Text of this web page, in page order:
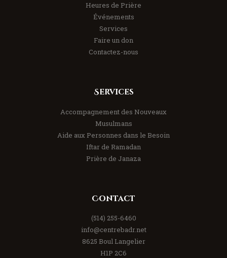
Heures de Prière
Événements
Services
Faire un don
Contactez-nous
Services
Accompagnement des Nouveaux
Musulmans
Aide aux Personnes dans le Besoin
Iftar de Ramadan
Prière de Janaza
Contact
(514) 255-6460
info@centrebadr.net
8625 Boul Langelier
H1P 2C6